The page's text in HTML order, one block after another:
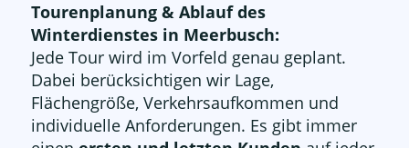
Tourenplanung & Ablauf des
Winterdienstes in Meerbusch:
Jede Tour wird im Vorfeld genau geplant.
Dabei berücksichtigen wir Lage,
Flächengröße, Verkehrsaufkommen und
individuelle Anforderungen. Es gibt immer